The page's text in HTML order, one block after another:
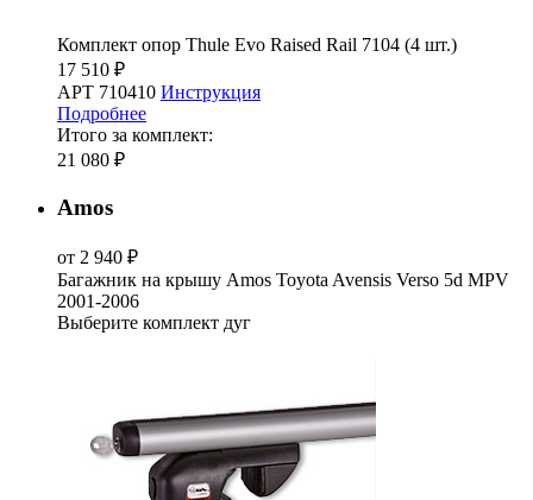
Комплект опор Thule Evo Raised Rail 7104 (4 шт.)
17 510 ₽
АРТ 710410 Инструкция
Подробнее
Итого за комплект:
21 080 ₽
Amos
от 2 940 ₽
Багажник на крышу Amos Toyota Avensis Verso 5d MPV
2001-2006
Выберите комплект дуг